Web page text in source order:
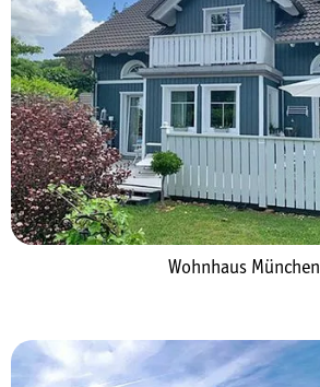
Wohnhaus München